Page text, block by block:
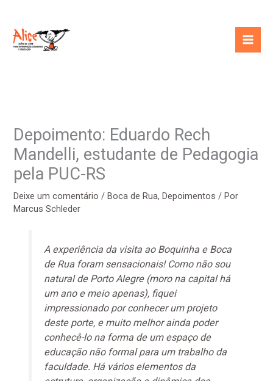
conteúdo
Depoimento: Eduardo Rech
Mandelli, estudante de Pedagogia
pela PUC-RS
Deixe um comentário /Boca de Rua,Depoimentos / Por
Marcus Schleder
A experiência da visita ao Boquinha e Boca
de Rua foram sensacionais! Como não sou
natural de Porto Alegre (moro na capital há
um ano e meio apenas), fiquei
impressionado por conhecer um projeto
deste porte, e muito melhor ainda poder
conhecê-lo na forma de um espaço de
educação não formal para um trabalho da
faculdade. Há vários elementos da